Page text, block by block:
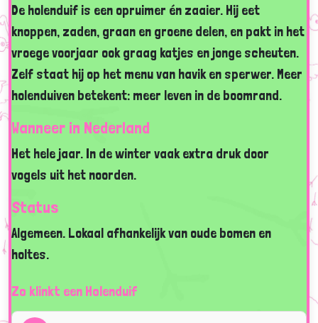
De holenduif is een opruimer én zaaier. Hij eet
knoppen, zaden, graan en groene delen, en pakt in het
vroege voorjaar ook graag katjes en jonge scheuten.
Zelf staat hij op het menu van havik en sperwer. Meer
holenduiven betekent: meer leven in de boomrand.
Wanneer in Nederland
Het hele jaar. In de winter vaak extra druk door
vogels uit het noorden.
Status
Algemeen. Lokaal afhankelijk van oude bomen en
holtes.
Zo klinkt een Holenduif